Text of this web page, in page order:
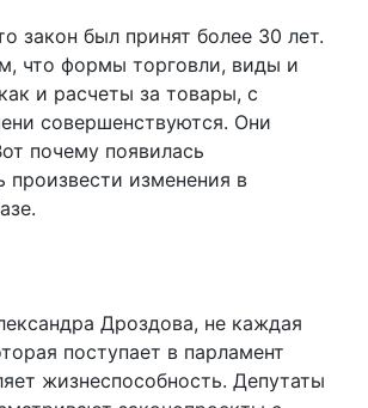
закон был принят более 30 лет.
что формы торговли, виды и
и расчеты за товары, с
совершенствуются. Они
почему появилась
произвести изменения в
Дроздова, не каждая
поступает в парламент
жизнеспособность. Депутаты